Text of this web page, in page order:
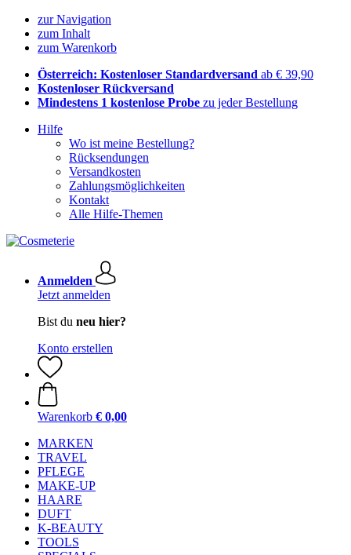
zur Navigation
zum Inhalt
zum Warenkorb
Österreich: Kostenloser Standardversand ab € 39,90
Kostenloser Rückversand
Mindestens 1 kostenlose Probe zu jeder Bestellung
Hilfe
Wo ist meine Bestellung?
Rücksendungen
Versandkosten
Zahlungsmöglichkeiten
Kontakt
Alle Hilfe-Themen
Anmelden
Jetzt anmelden
Bist du neu hier?
Konto erstellen
Warenkorb € 0,00
MARKEN
TRAVEL
PFLEGE
MAKE-UP
HAARE
DUFT
K-BEAUTY
TOOLS